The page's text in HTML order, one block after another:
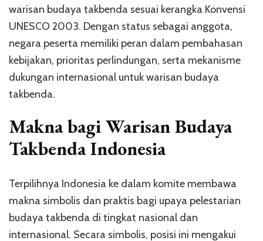
warisan budaya takbenda sesuai kerangka Konvensi
UNESCO 2003. Dengan status sebagai anggota,
negara peserta memiliki peran dalam pembahasan
kebijakan, prioritas perlindungan, serta mekanisme
dukungan internasional untuk warisan budaya
takbenda.
Makna bagi Warisan Budaya
Takbenda Indonesia
Terpilihnya Indonesia ke dalam komite membawa
makna simbolis dan praktis bagi upaya pelestarian
budaya takbenda di tingkat nasional dan
internasional. Secara simbolis, posisi ini mengakui